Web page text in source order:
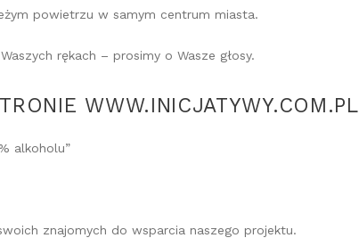
powietrzu w samym centrum miasta.
rękach – prosimy o Wasze głosy.
WWW.INICJATYWY.COM.PL
alkoholu”
znajomych do wsparcia naszego projektu.